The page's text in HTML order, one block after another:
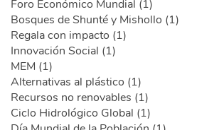
Foro Económico Mundial (1)
Bosques de Shunté y Mishollo (1)
Regala con impacto (1)
Innovación Social (1)
MEM (1)
Alternativas al plástico (1)
Recursos no renovables (1)
Ciclo Hidrológico Global (1)